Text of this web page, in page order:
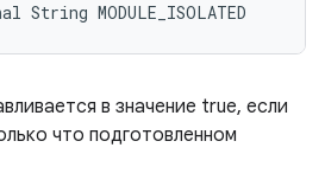
MODULE_ISOLATED
в значение true, если
что подготовленном